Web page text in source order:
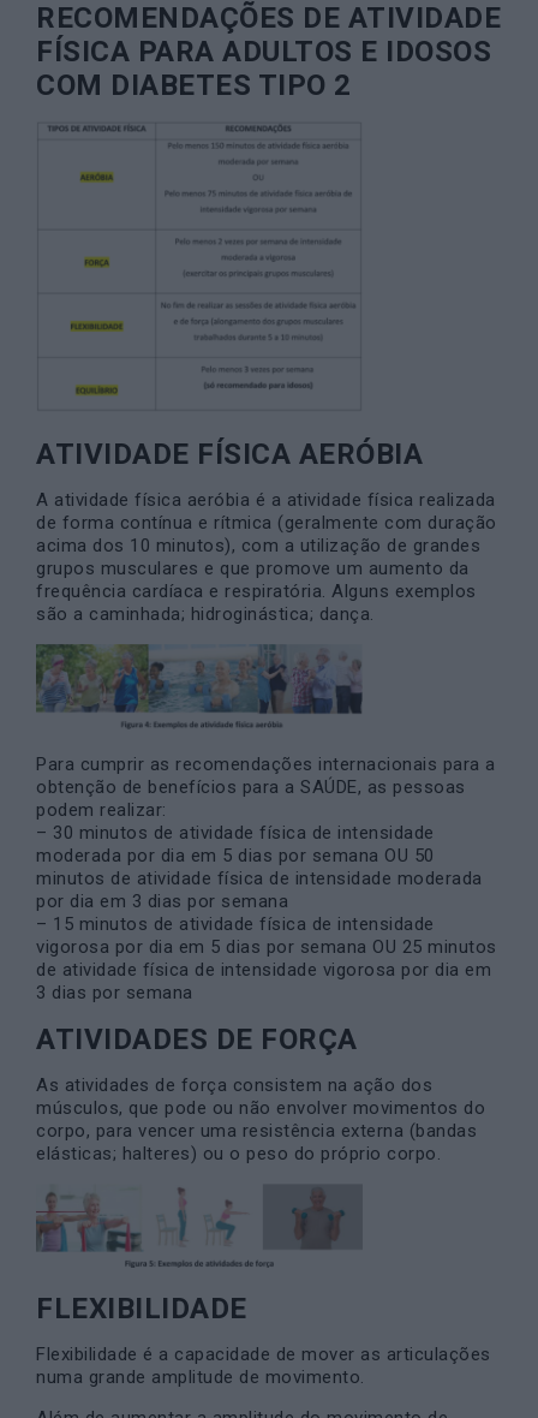
RECOMENDAÇÕES DE ATIVIDADE
FÍSICA PARA ADULTOS E IDOSOS
COM DIABETES TIPO 2
ATIVIDADE FÍSICA AERÓBIA
A atividade física aeróbia é a atividade física realizada
de forma contínua e rítmica (geralmente com duração
acima dos 10 minutos), com a utilização de grandes
grupos musculares e que promove um aumento da
frequência cardíaca e respiratória. Alguns exemplos
são a caminhada; hidroginástica; dança.
Para cumprir as recomendações internacionais para a
obtenção de benefícios para a SAÚDE, as pessoas
podem realizar:
– 30 minutos de atividade física de intensidade
moderada por dia em 5 dias por semana OU 50
minutos de atividade física de intensidade moderada
por dia em 3 dias por semana
– 15 minutos de atividade física de intensidade
vigorosa por dia em 5 dias por semana OU 25 minutos
de atividade física de intensidade vigorosa por dia em
3 dias por semana
ATIVIDADES DE FORÇA
As atividades de força consistem na ação dos
músculos, que pode ou não envolver movimentos do
corpo, para vencer uma resistência externa (bandas
elásticas; halteres) ou o peso do próprio corpo.
FLEXIBILIDADE
Flexibilidade é a capacidade de mover as articulações
numa grande amplitude de movimento.